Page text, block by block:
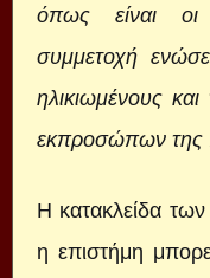
όπως είναι οι
συμμετοχή
ηλικιωμένους και
εκπροσώπων της
Η κατακλείδα των
η επιστήμη